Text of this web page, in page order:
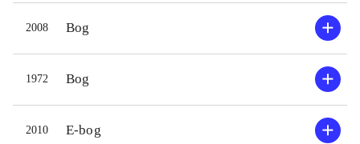
2008 Bog
1972 Bog
2010 E-bog